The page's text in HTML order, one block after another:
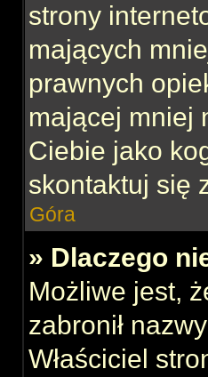
strony
mających
prawnych
mającej mniej
Ciebie jako
skontaktuj się
Góra
» Dlaczego
Możliwe jest,
zabronił
Właściciel